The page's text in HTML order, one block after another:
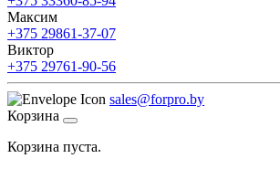
Максим
+375 29861-37-07
Виктор
+375 29761-90-56
sales@forpro.by
Корзина
Корзина пуста.